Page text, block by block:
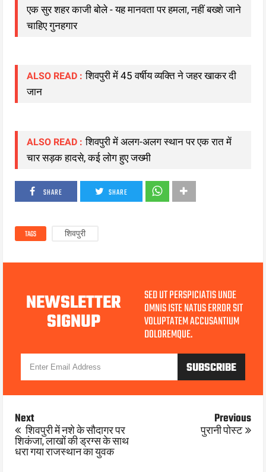
एक सुर शहर काजी बोले - यह मानवता पर हमला, नहीं बख्शे जाने
चाहिए गुनहगार
ALSO READ : शिवपुरी में 45 वर्षीय व्यक्ति ने जहर खाकर दी
जान
ALSO READ : शिवपुरी में अलग-अलग स्थान पर एक रात में
चार सड़क हादसे, कई लोग हुए जख्मी
SHARE SHARE
TAGS शिवपुरी
NEWSLETTER
SIGNUP
SED UT PERSPICIATIS UNDE
OMNIS ISTE NATUS ERROR SIT
VOLUPTATEM ACCUSANTIUM
DOLOREMQUE.
Next
शिवपुरी में नशे के सौदागर पर
शिकंजा, लाखों की ड्रग्स के साथ
धरा गया राजस्थान का युवक
Previous
पुरानी पोस्ट